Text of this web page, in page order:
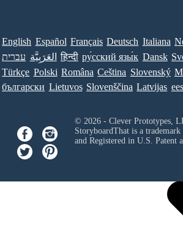
English Español Français Deutsch Italiana
עברית العَرَبِيَّة हिन्दी ру́сский язы́к Dansk
Türkçe Polski Româna Ceština Slovenský
български Lietuvos Slovenščina Latvijas
© 2026 - Clever Prototypes,
StoryboardThat is a
and Registered in U.S. Patent